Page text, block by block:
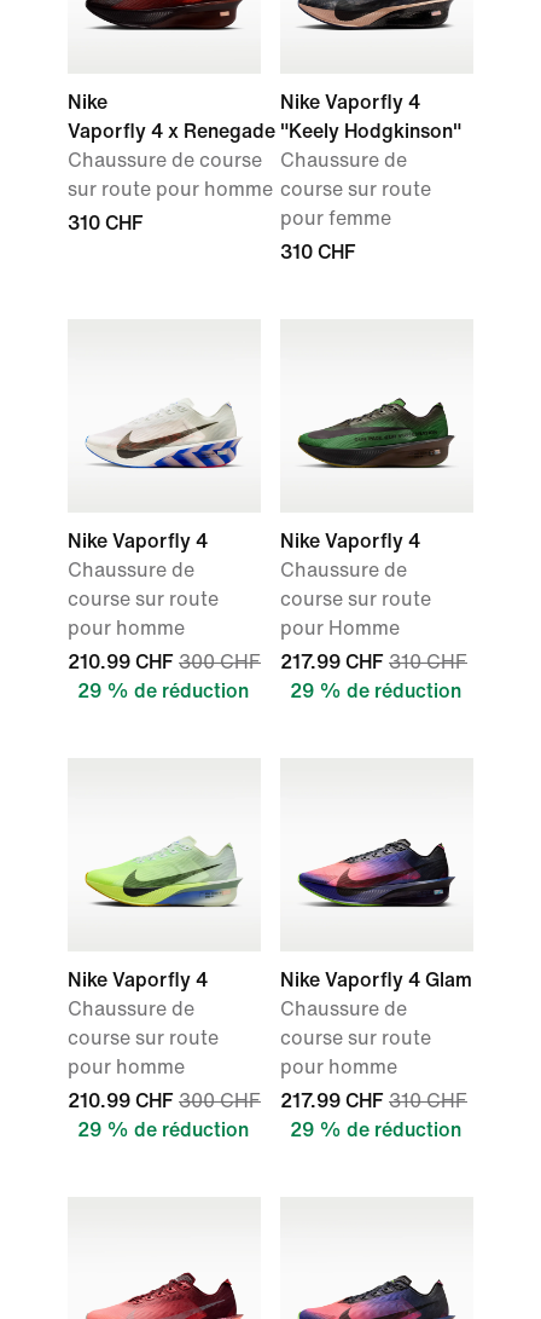
Nike
Vaporfly 4 x Renegade
Chaussure de course
sur route pour homme
310 CHF
Nike Vaporfly 4
"Keely Hodgkinson"
Chaussure de
course sur route
pour femme
310 CHF
Nike Vaporfly 4
Chaussure de
course sur route
pour homme
210.99 CHF 300 CHF
29 % de réduction
Nike Vaporfly 4
Chaussure de
course sur route
pour Homme
217.99 CHF 310 CHF
29 % de réduction
Nike Vaporfly 4
Chaussure de
course sur route
pour homme
210.99 CHF 300 CHF
29 % de réduction
Nike Vaporfly 4 Glam
Chaussure de
course sur route
pour homme
217.99 CHF 310 CHF
29 % de réduction